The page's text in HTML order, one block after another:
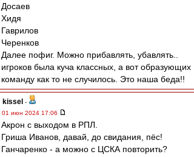
Досаев
Хидя
Гаврилов
Черенков
Далее пофиг. Можно прибавлять, убавлять..
игроков была куча классных, а вот образующих
команду как то не случилось. Это наша беда!!
kissel -
01 июн 2024 17:06
Акрон с выходом в РПЛ.
Гриша Иванов, давай, до свидания, пёс!
Ганчаренко - а можно с ЦСКА повторить?